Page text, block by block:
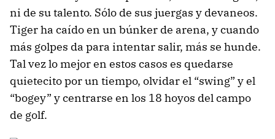
ni de su talento. Sólo de sus juergas y devaneos.
Tiger ha caído en un búnker de arena, y cuando
más golpes da para intentar salir, más se hunde.
Tal vez lo mejor en estos casos es quedarse
quietecito por un tiempo, olvidar el “swing” y el
“bogey” y centrarse en los 18 hoyos del campo
de golf.